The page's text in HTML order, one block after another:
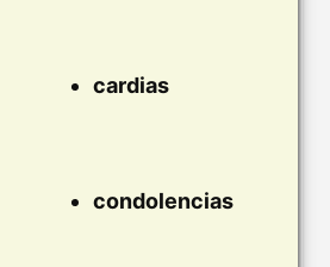
cardias
condolencias